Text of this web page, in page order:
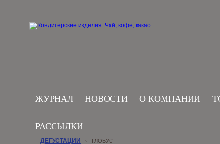
ЖУРНАЛ НОВОСТИ О КОМПАНИИ
РАССЫЛКИ
ДЕГУСТАЦИИ › ГЛОБУС